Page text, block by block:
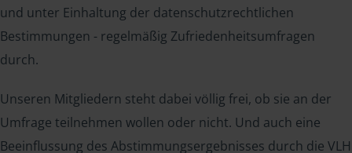
und unter Einhaltung der datenschutzrechtlichen
Bestimmungen - regelmäßig Zufriedenheitsumfragen
durch.
Unseren Mitgliedern steht dabei völlig frei, ob sie an der
Umfrage teilnehmen wollen oder nicht. Und auch eine
Beeinflussung des Abstimmungsergebnisses durch die VLH